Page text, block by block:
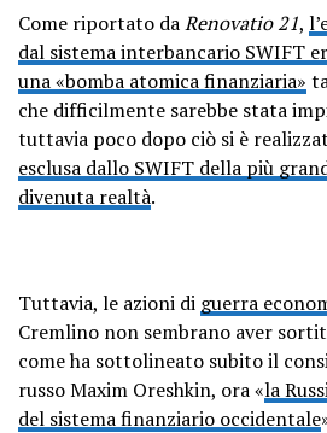
Come riportato daRenovatio 21,
dal sistema interbancario SWIFT
una «bomba atomica finanziaria»
che difficilmente sarebbe stata
tuttavia poco dopo ciò si è
esclusa dallo SWIFT della più
divenuta realtà.
Tuttavia, le azioni di guerra
Cremlino non sembrano aver
come ha sottolineato subito il
russo Maxim Oreshkin, ora «la
del sistema finanziario occidentale